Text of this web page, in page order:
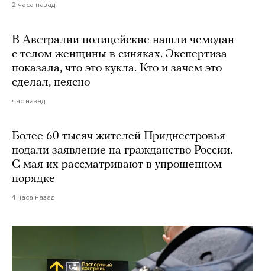
2 часа назад
В Австралии полицейские нашли чемодан
с телом женщины в синяках. Экспертиза
показала, что это кукла. Кто и зачем это
сделал, неясно
час назад
Более 60 тысяч жителей Приднестровья
подали заявление на гражданство России.
С мая их рассматривают в упрощенном
порядке
4 часа назад